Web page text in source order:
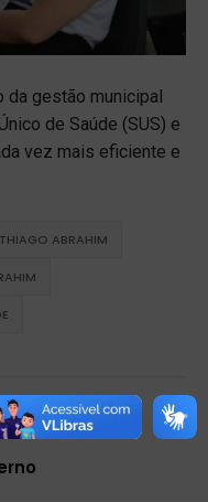
gestão municipal
de Saúde (SUS) e
vez mais eficiente e
ABRAHIM